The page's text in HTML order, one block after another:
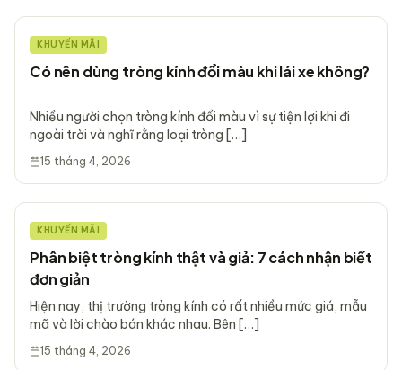
KHUYẾN MÃI
Có nên dùng tròng kính đổi màu khi lái xe không?
Nhiều người chọn tròng kính đổi màu vì sự tiện lợi khi đi
ngoài trời và nghĩ rằng loại tròng […]
15 tháng 4, 2026
KHUYẾN MÃI
Phân biệt tròng kính thật và giả: 7 cách nhận biết
đơn giản
Hiện nay, thị trường tròng kính có rất nhiều mức giá, mẫu
mã và lời chào bán khác nhau. Bên […]
15 tháng 4, 2026